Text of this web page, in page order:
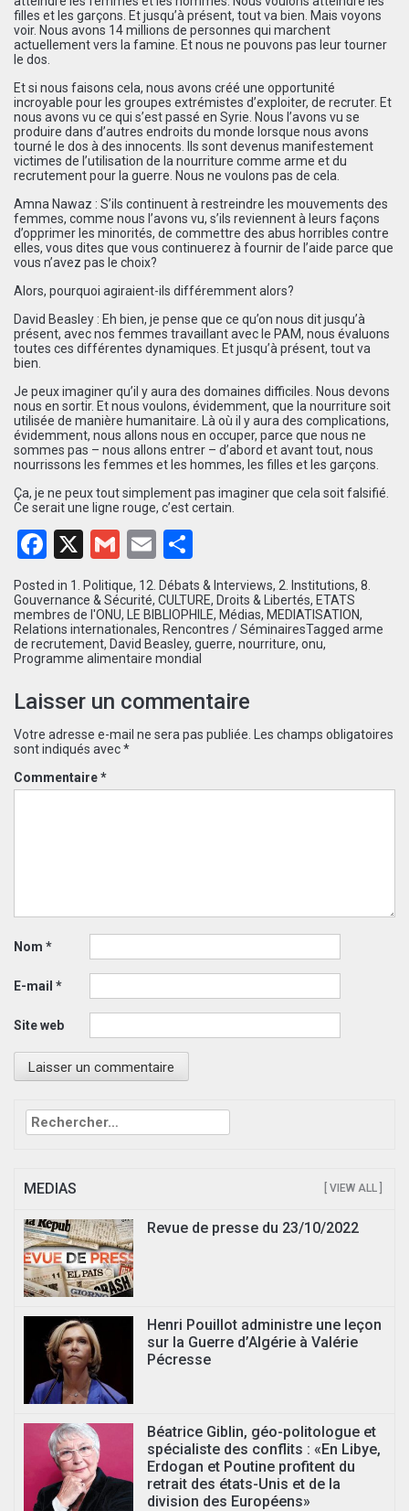
filles et les garçons. Et jusqu’à présent, tout va bien. Mais voyons
voir. Nous avons 14 millions de personnes qui marchent
actuellement vers la famine. Et nous ne pouvons pas leur tourner
le dos.
Et si nous faisons cela, nous avons créé une opportunité
incroyable pour les groupes extrémistes d’exploiter, de recruter. Et
nous avons vu ce qui s’est passé en Syrie. Nous l’avons vu se
produire dans d’autres endroits du monde lorsque nous avons
tourné le dos à des innocents. Ils sont devenus manifestement
victimes de l’utilisation de la nourriture comme arme et du
recrutement pour la guerre. Nous ne voulons pas de cela.
Amna Nawaz : S’ils continuent à restreindre les mouvements des
femmes, comme nous l’avons vu, s’ils reviennent à leurs façons
d’opprimer les minorités, de commettre des abus horribles contre
elles, vous dites que vous continuerez à fournir de l’aide parce que
vous n’avez pas le choix?
Alors, pourquoi agiraient-ils différemment alors?
David Beasley : Eh bien, je pense que ce qu’on nous dit jusqu’à
présent, avec nos femmes travaillant avec le PAM, nous évaluons
toutes ces différentes dynamiques. Et jusqu’à présent, tout va
bien.
Je peux imaginer qu’il y aura des domaines difficiles. Nous devons
nous en sortir. Et nous voulons, évidemment, que la nourriture soit
utilisée de manière humanitaire. Là où il y aura des complications,
évidemment, nous allons nous en occuper, parce que nous ne
sommes pas – nous allons entrer – d’abord et avant tout, nous
nourrissons les femmes et les hommes, les filles et les garçons.
Ça, je ne peux tout simplement pas imaginer que cela soit falsifié.
Ce serait une ligne rouge, c’est certain.
Facebook
X Gmail
Email
Posted in 1. Politique, 12. Débats & Interviews, 2. Institutions, 8.
Gouvernance & Sécurité, CULTURE, Droits & Libertés, ETATS
membres de l'ONU, LE BIBLIOPHILE, Médias, MEDIATISATION,
Relations internationales, Rencontres / SéminairesTagged arme
de recrutement, David Beasley, guerre, nourriture, onu,
Programme alimentaire mondial
Laisser un commentaire
Votre adresse e-mail ne sera pas publiée.
Les champs obligatoires
sont indiqués avec*
Commentaire*
Nom *
E-mail *
Site web
Rechercher :
MEDIAS [ VIEW ALL ]
Revue de presse du 23/10/2022
Henri Pouillot administre une leçon
sur la Guerre d’Algérie à Valérie
Pécresse
Béatrice Giblin, géo-politologue et
spécialiste des conflits : «En Libye,
Erdogan et Poutine profitent du
retrait des états-Unis et de la
division des Européens»